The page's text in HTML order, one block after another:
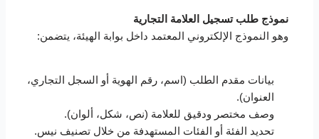
نموذج طلب تسجيل العلامة التجارية
وهو النموذج الإلكتروني المعتمد داخل بوابة الهيئة، يتضمن:
بيانات مقدم الطلب (اسم، رقم الهوية أو السجل التجاري،
العنوان).
وصف مختصر ودقيق للعلامة (نص، شكل، ألوان).
تحديد الفئة أو الفئات المستهدفة من خلال تصنيف نيس.